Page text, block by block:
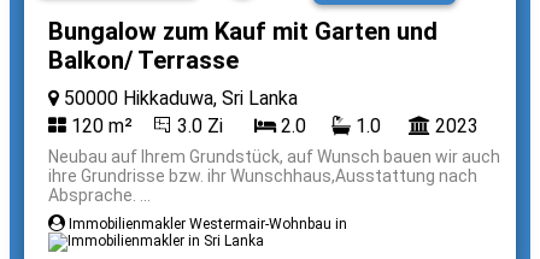
Bungalow zum Kauf mit Garten und
Balkon/ Terrasse
50000 Hikkaduwa, Sri Lanka
120 m²
3.0 Zi 2.0 1.0 2023
Neubau auf Ihrem Grundstück, auf Wunsch bauen wir auch
ihre Grundrisse bzw. ihr Wunschhaus,Ausstattung nach
Absprache. ...
Immobilienmakler Westermair-Wohnbau in